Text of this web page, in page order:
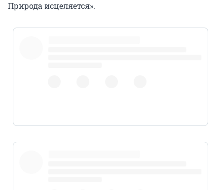
Природа исцеляется».